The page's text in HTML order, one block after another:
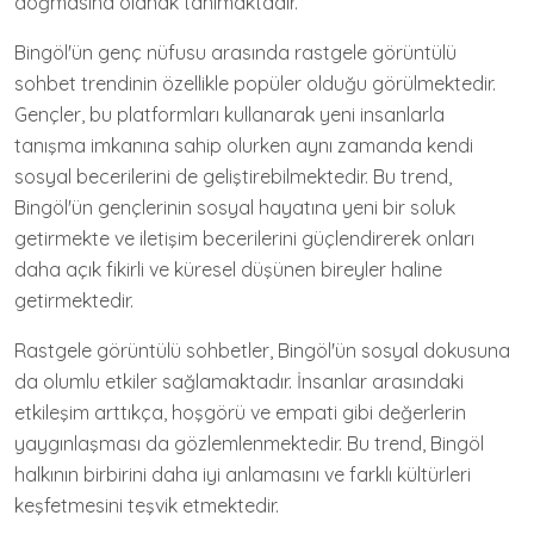
Bingöl'ün genç nüfusu arasında rastgele görüntülü
sohbet trendinin özellikle popüler olduğu görülmektedir.
Gençler, bu platformları kullanarak yeni insanlarla
tanışma imkanına sahip olurken aynı zamanda kendi
sosyal becerilerini de geliştirebilmektedir. Bu trend,
Bingöl'ün gençlerinin sosyal hayatına yeni bir soluk
getirmekte ve iletişim becerilerini güçlendirerek onları
daha açık fikirli ve küresel düşünen bireyler haline
getirmektedir.
Rastgele görüntülü sohbetler, Bingöl'ün sosyal dokusuna
da olumlu etkiler sağlamaktadır. İnsanlar arasındaki
etkileşim arttıkça, hoşgörü ve empati gibi değerlerin
yaygınlaşması da gözlemlenmektedir. Bu trend, Bingöl
halkının birbirini daha iyi anlamasını ve farklı kültürleri
keşfetmesini teşvik etmektedir.